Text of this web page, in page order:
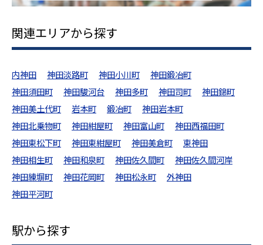
関連エリアから探す
内神田 神田淡路町 神田小川町
神田鍛冶町
神田須田町
神田駿河台 神田多町 神田司町
神田錦町
神田美土代町
岩本町 鍛冶町
神田岩本町
神田北乗物町
神田紺屋町 神田富山町
神田西福田町
神田東松下町
神田東紺屋町 神田美倉町
東神田
神田相生町
神田和泉町 神田佐久間町
神田佐久間河岸
神田練塀町
神田花岡町 神田松永町
外神田
神田平河町
駅から探す